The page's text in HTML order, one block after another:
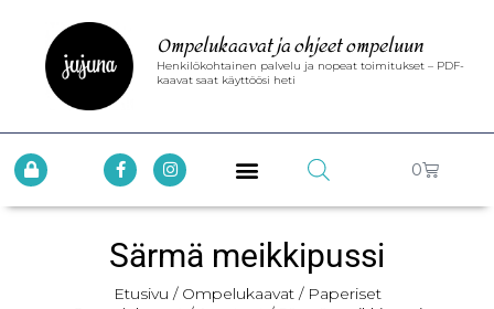
Ompelukaavat ja ohjeet ompeluun
Henkilökohtainen palvelu ja nopeat toimitukset – PDF-
kaavat saat käyttöösi heti
0
Särmä meikkipussi
Etusivu / Ompelukaavat/ Paperiset